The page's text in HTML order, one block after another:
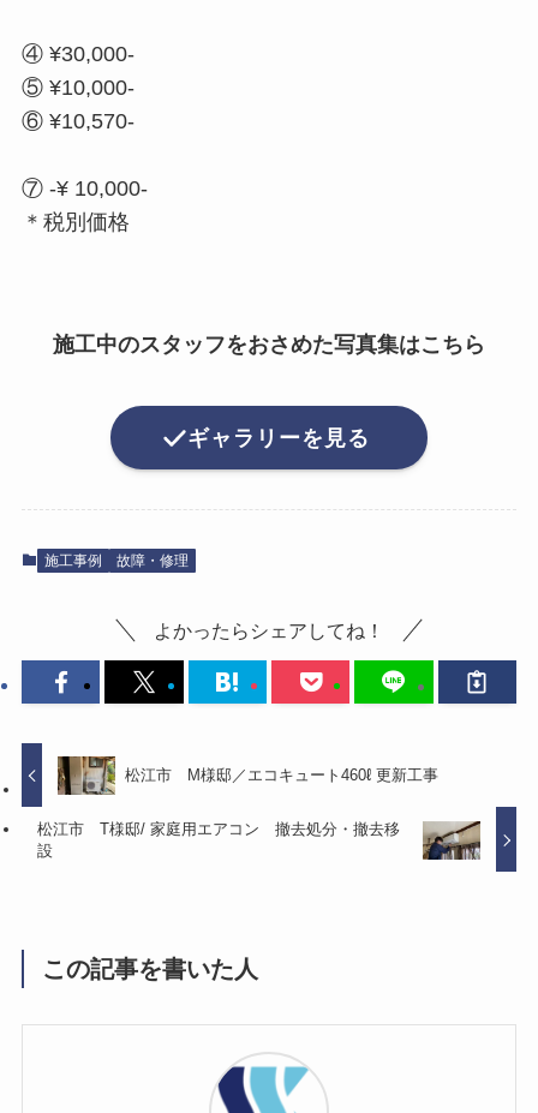
④ ¥30,000-
⑤ ¥10,000-
⑥ ¥10,570-
⑦ -¥ 10,000-
＊税別価格
施工中のスタッフをおさめた写真集はこちら
ギャラリーを見る
施工事例 故障・修理
よかったらシェアしてね！
松江市 M様邸／エコキュート460ℓ 更新工事
松江市 T様邸/ 家庭用エアコン 撤去処分・撤去移
設
この記事を書いた人